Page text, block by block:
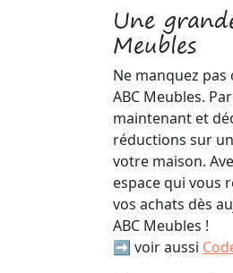
Une
Meubles
Ne manquez
ABC Meubles.
maintenant et
réductions sur
votre maison.
espace qui vous
vos achats dès
ABC Meubles !
➡️ voir aussi